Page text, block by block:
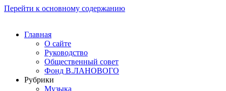
Перейти к основному содержанию
Главная
О сайте
Руководство
Общественный совет
Фонд В.ЛАНОВОГО
Рубрики
Музыка